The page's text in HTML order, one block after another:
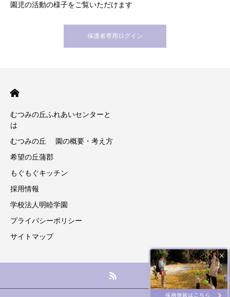
園児の活動の様子をご覧いただけます
保護者専用ログイン
むつみの丘ふれあいセンターと
は
むつみの丘 園の概要・考え方
希望の丘蒲郡
もぐもぐキッチン
採用情報
学校法人明睦学園
プライバシーポリシー
サイトマップ
×